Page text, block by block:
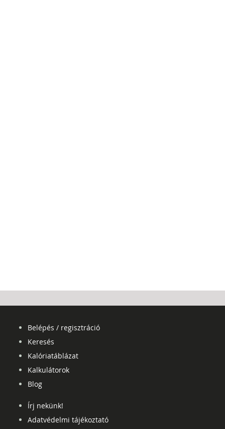
Belépés / regisztráció
Keresés
Kalóriatáblázat
Kalkulátorok
Blog
Írj nekünk!
Adatvédelmi tájékoztató